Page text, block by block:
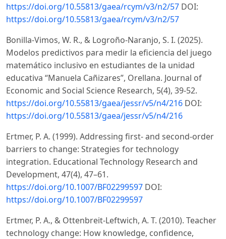
https://doi.org/10.55813/gaea/rcym/v3/n2/57 DOI:
https://doi.org/10.55813/gaea/rcym/v3/n2/57
Bonilla-Vimos, W. R., & Logroño-Naranjo, S. I. (2025).
Modelos predictivos para medir la eficiencia del juego
matemático inclusivo en estudiantes de la unidad
educativa “Manuela Cañizares”, Orellana. Journal of
Economic and Social Science Research, 5(4), 39-52.
https://doi.org/10.55813/gaea/jessr/v5/n4/216 DOI:
https://doi.org/10.55813/gaea/jessr/v5/n4/216
Ertmer, P. A. (1999). Addressing first- and second-order
barriers to change: Strategies for technology
integration. Educational Technology Research and
Development, 47(4), 47–61.
https://doi.org/10.1007/BF02299597 DOI:
https://doi.org/10.1007/BF02299597
Ertmer, P. A., & Ottenbreit-Leftwich, A. T. (2010). Teacher
technology change: How knowledge, confidence,